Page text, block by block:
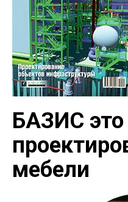
БАЗИС это
мебели